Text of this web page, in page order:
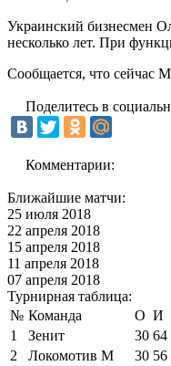
Украинский бизнесмен
несколько лет. При
Сообщается, что сейчас
Поделитесь в
Комментарии:
Ближайшие матчи:
25 июля 2018
22 апреля 2018
15 апреля 2018
11 апреля 2018
07 апреля 2018
Турнирная таблица:
№ Команда О И
1
Зенит 30 64
2
Локомотив М 30 56